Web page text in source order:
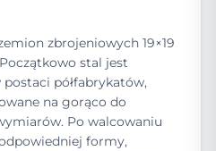
zbrojeniowych 19×19
stal jest
półfabrykatów,
na gorąco do
Po walcowaniu
formy,